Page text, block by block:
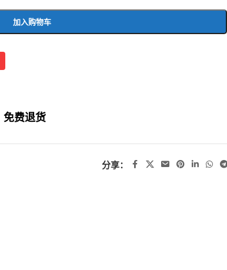
加入购物车
免费退货
分享：